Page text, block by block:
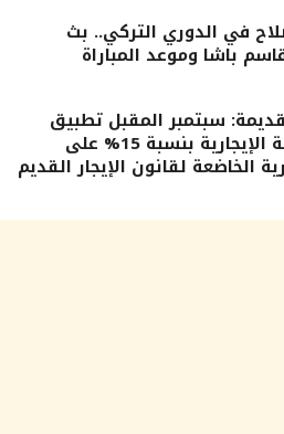
في الدوري التركي.. بث
باشا وموعد المباراة
سبتمبر المقبل تطبيق
الزيادة الأولى في القيمة الإيجارية بنسبة 15% على
الخاضعة لقانون الإيجار القديم